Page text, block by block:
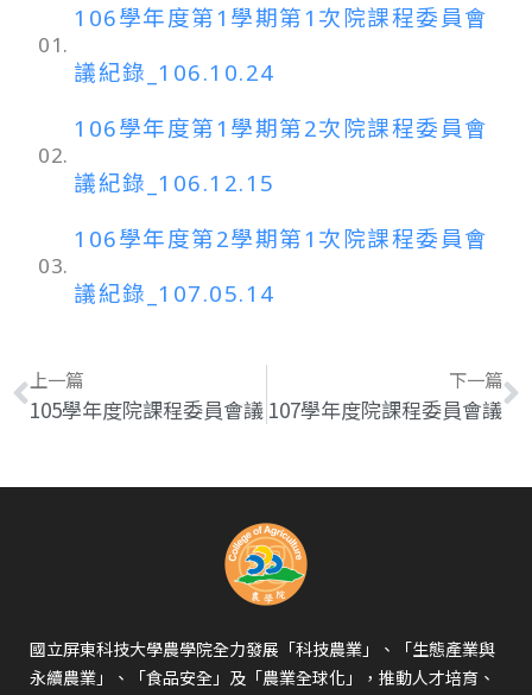
01.
106學年度第1學期第1次院課程委員會
議紀錄_106.10.24
02.
106學年度第1學期第2次院課程委員會
議紀錄_106.12.15
03.
106學年度第2學期第1次院課程委員會
議紀錄_107.05.14
上一篇
105學年度院課程委員會議
下一篇
107學年度院課程委員會議
國立屏東科技大學農學院全力發展「科技農業」、「生態產業與
永續農業」、「食品安全」及「農業全球化」，推動人才培育、